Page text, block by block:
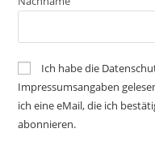
Ich habe die
Impressumsangaben
ich eine eMail, die ich
abonnieren.